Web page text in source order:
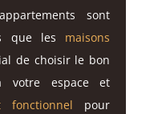
sont
que les maisons
de choisir le bon
votre espace et
fonctionnel pour